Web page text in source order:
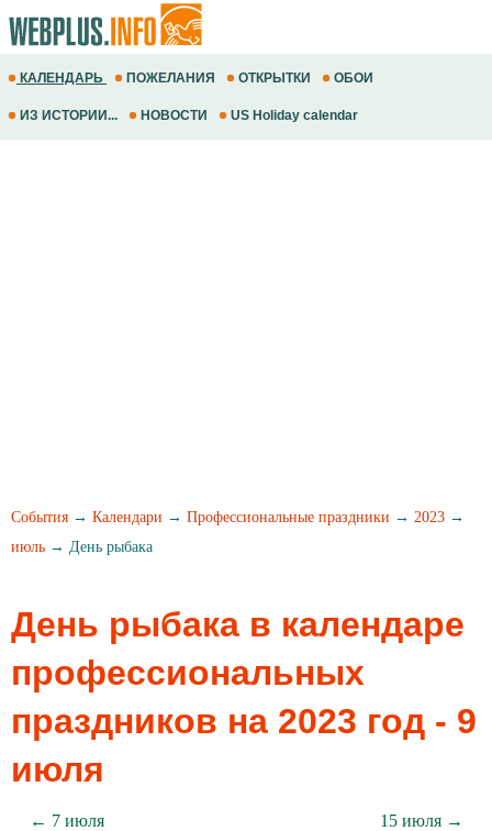
КАЛЕНДАРЬ ПОЖЕЛАНИЯ ОТКРЫТКИ ОБОИ
ИЗ ИСТОРИИ... НОВОСТИ US Holiday calendar
События → Календари → Профессиональные праздники → 2023 →
июль → День рыбака
День рыбака в календаре
профессиональных
праздников на 2023 год - 9
июля
← 7 июля 15 июля →